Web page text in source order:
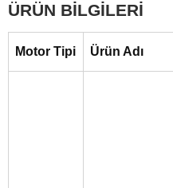
ÜRÜN BİLGİLERİ
Motor Tipi Ürün Adı